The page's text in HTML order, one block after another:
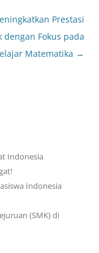
Prestasi
dengan Fokus pada
Matematika →
Indonesia
Indonesia
(SMK) di